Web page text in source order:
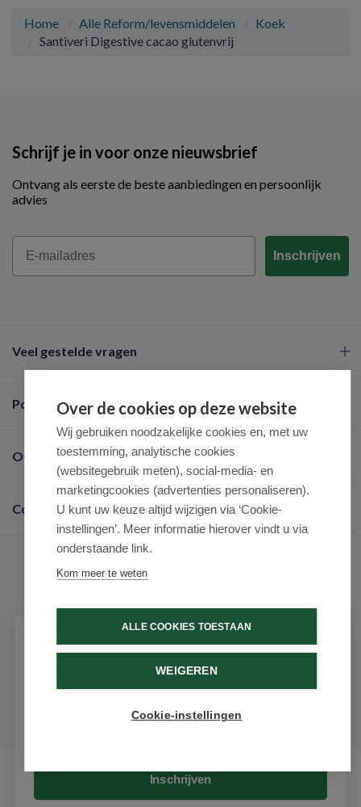
Home Alle Reform/levensmiddelen
Koek
Santiveri Digestive cacao glutenvrij
Schrijf je in voor onze nieuwsbrief
Ontvang als eerste de beste aanbiedingen en persoonlijk
advies
Email
Inschrijven
Veel gestelde vragen
Populaire merken
Over ons
Contact
9.6 / 10 (531 beoordelingen)
© 2026 - Medimart.nl.
Over de cookies op deze website
Wij gebruiken noodzakelijke cookies en, met uw
toestemming, analytische cookies
(websitegebruik meten), social-media- en
marketingcookies (advertenties personaliseren).
U kunt uw keuze altijd wijzigen via ‘Cookie-
instellingen’. Meer informatie hierover vindt u via
onderstaande link.
Kom meer te weten
ALLE COOKIES TOESTAAN
WEIGEREN
Cookie-instellingen
Schrijf je in voor onze nieuwsbrief
Ontvang als eerste de beste aanbiedingen en persoonlijk
advies
Inschrijven